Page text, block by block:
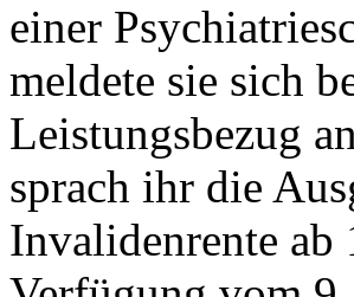
einer
meldete sie sich
Leistungsbezug
sprach ihr die
Invalidenrente ab